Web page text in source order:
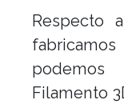
Respecto
Filamento